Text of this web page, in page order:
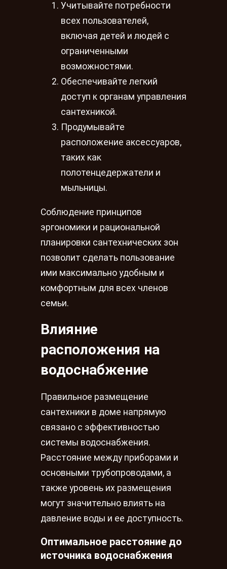
Учитывайте потребности
всех пользователей,
включая детей и людей с
ограниченными
возможностями.
Обеспечивайте легкий
доступ к органам управления
сантехникой.
Продумывайте
расположение аксессуаров,
таких как
полотенцедержатели и
мыльницы.
Соблюдение принципов
эргономики и рациональной
планировки сантехнических зон
позволит сделать пользование
ими максимально удобным и
комфортным для всех членов
семьи.
Влияние
расположения на
водоснабжение
Правильное размещение
сантехники в доме напрямую
связано с эффективностью
системы водоснабжения.
Расстояние между приборами и
основными трубопроводами, а
также уровень их размещения
могут значительно влиять на
давление воды и ее доступность.
Оптимальное расстояние до
источника водоснабжения